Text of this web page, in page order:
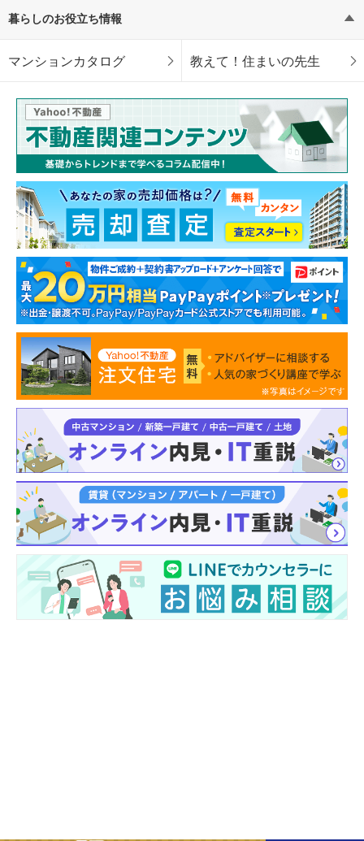
暮らしのお役立ち情報
マンションカタログ 教えて！住まいの先生